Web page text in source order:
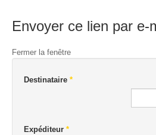
Envoyer ce lien par e-
Fermer la fenêtre
Destinataire *
Expéditeur *